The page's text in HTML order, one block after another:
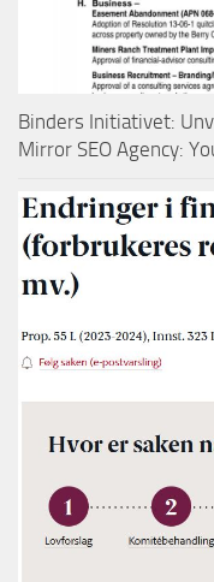
Binders Initiativet:
Mirror SEO Agency: